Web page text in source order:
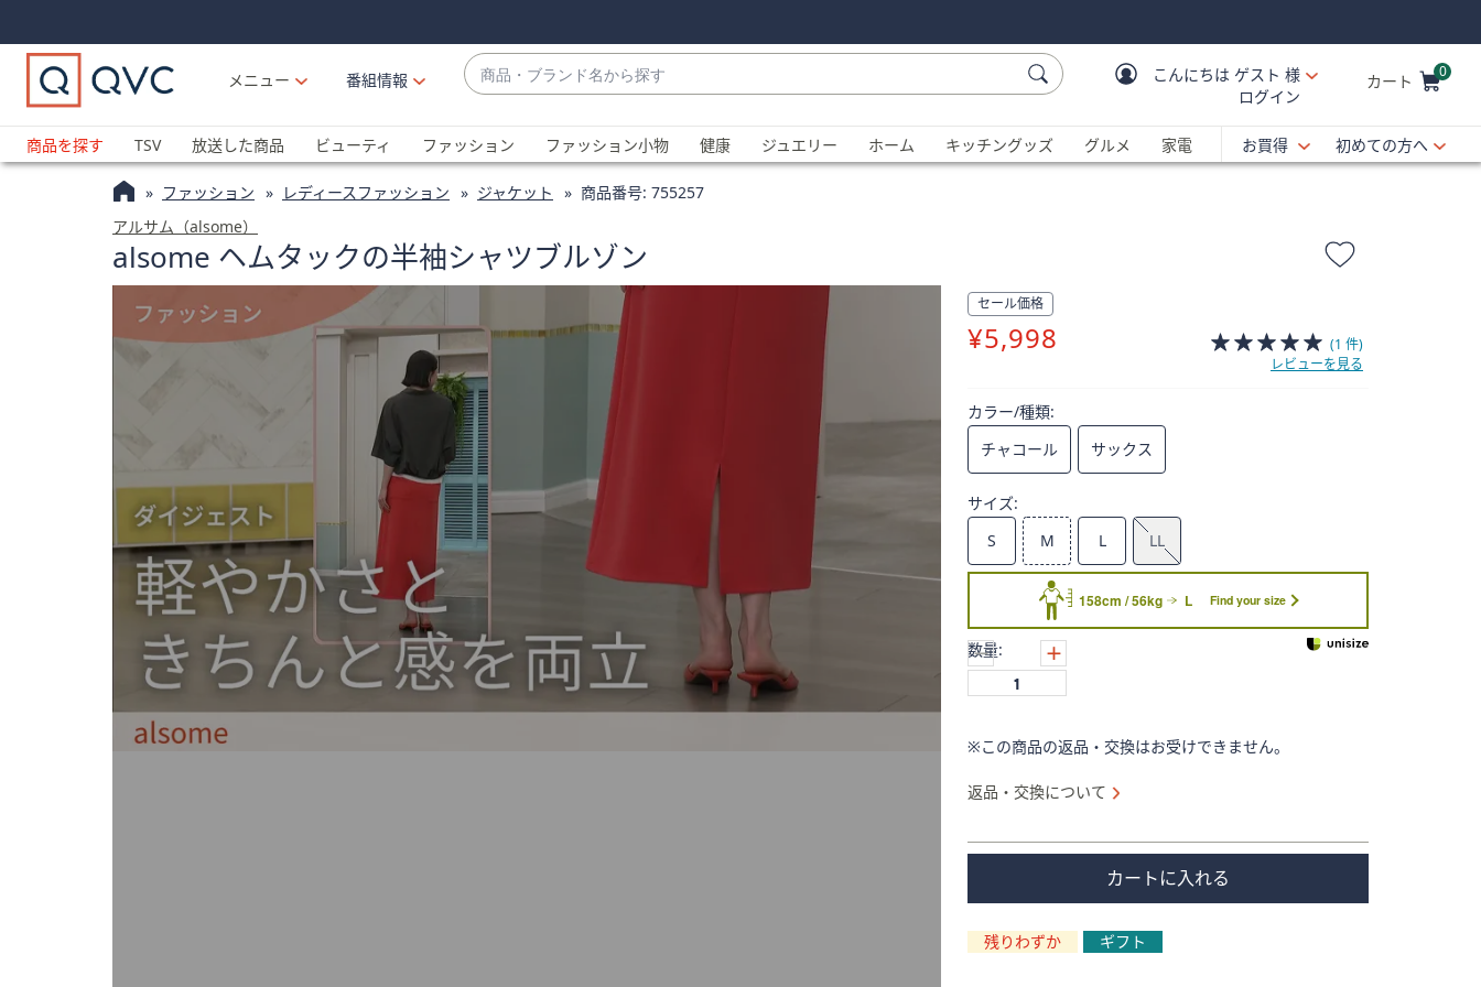
Links
Links2
メニュー
番組情報
商
品・
ラ
ン
ド
か
す
補
が
利
能
な
合、
上
下
の
矢
印
キ
ー
ま
タ
ッ
チ
デ
こんにちは ゲスト 様
ログイン
カート 0
商品を探す
TSV 放送した商品 ビューティ ファッション ファッション小物 健康 ジュエリー ホーム キッチングッズ グルメ 家電 お買得 初めての方へ
ファッション レディースファッション ジャケット 商品番号: 755257
アルサム（alsome）
alsome ヘムタックの半袖シャツブルゾン
セール価格
削
¥5,998
(1 件)
レビューを見る
カラー/種類:
チャコール
サックス
サイズ:
S
M L LL
158cm / 56kg L Find your size
数量:
※この商品の返品・交換はお受けできません。
返品・交換について
カートに入れる
残りわずか ギフト